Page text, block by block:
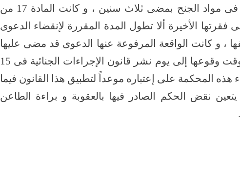
إنه لما كانت الدعوى الجنائية تنقضى فى مواد الجنح بمضى ثلاث سنين ، و كانت المادة 17 من
فقرتها الأخيرة ألا تطول المدة المقررة لإنقضاء الدعوى
، و كانت الواقعة المرفوعة عنها الدعوى قد مضى عليها
أكثر من أربع سنين و نصف سنة من وقت وقوعها إلى يوم نشر قانون الإجراءات الجنائية فى 15
إستقر قضاء هذه المحكمة على إعتباره موعداً لتطبيق هذا القانون فيما
نقض الحكم الصادر فيها بالعقوبة و براءة الطاعن